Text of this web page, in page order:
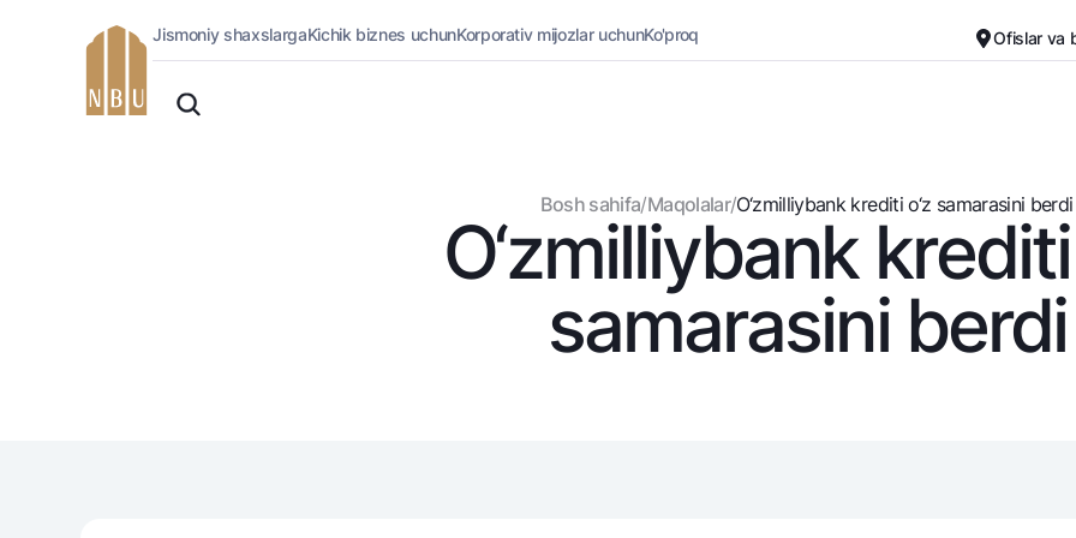
O'zbek Onlayn-bank
Jismoniy shaxslarga (Milliy)
Omonatlar
Hamma uchun
Jozibali
Vozmojno vse
Kartalar
Bepul
Premial
Sayohatchiga
Jismoniy shaxslargaKichik biznes uchunKorporativ mijozlar uchunKo'proq Ofislar va
Oq-qora versiya
Ovozni yoqish
Bosh sahifa/Maqolalar/O‘zmilliybank krеditi o‘z samarasini bеrdi
O‘zmilliybank krеditi
samarasini bеrdi